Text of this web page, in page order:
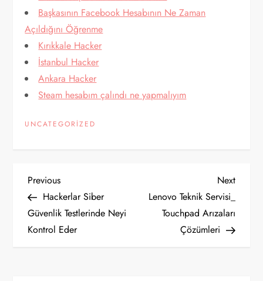
Başkasının Facebook Hesabının Ne Zaman
Açıldığını Öğrenme
Kırıkkale Hacker
İstanbul Hacker
Ankara Hacker
Steam hesabım çalındı ne yapmalıyım
UNCATEGORIZED
Y
a
z
Previous
Post
Previous
Hackerlar Siber
Güvenlik Testlerinde Neyi
Kontrol Eder
Next
Next
Lenovo Teknik Servisi_
Touchpad Arızaları
Çözümleri